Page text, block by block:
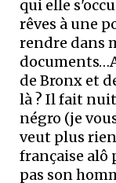
qui elle
rêves à une
rendre dans
de Bronx et
là ? Il fait
négro (je
veut plus
française alô
pas son